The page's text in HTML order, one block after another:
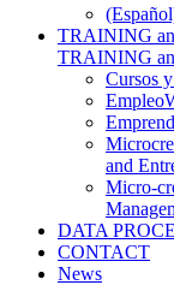
TRAINING
TRAINING
Cursos
and
Micro-
DATA
CONTACT
News